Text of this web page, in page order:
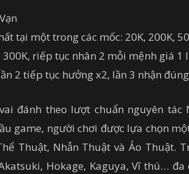
tại một trong các mốc: 20K, 200K,
riếp tục nhân 2 mỗi mệnh giá 1
2 tiếp tục hưởng x2, lần 3 nhận
đánh theo lượt chuẩn nguyên tác
game, người chơi được lựa chọn
Thuật, Nhẫn Thuật và Ảo Thuật.
Hokage, Kaguya, Vĩ thú…